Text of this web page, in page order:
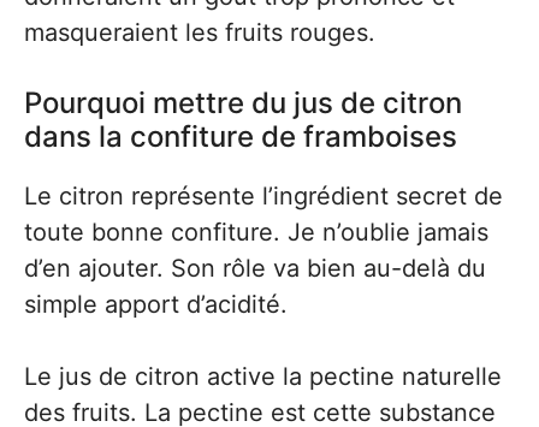
masqueraient les fruits rouges.
Pourquoi mettre du jus de citron
dans la confiture de framboises
Le citron représente l’ingrédient secret de
toute bonne confiture. Je n’oublie jamais
d’en ajouter. Son rôle va bien au-delà du
simple apport d’acidité.
Le jus de citron active la pectine naturelle
des fruits. La pectine est cette substance